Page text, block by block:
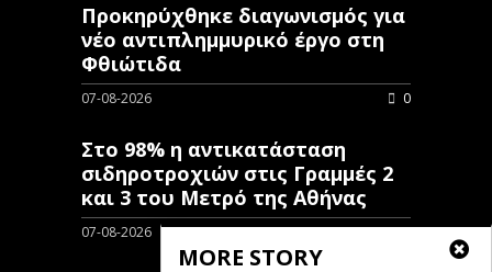
MORE STORY
Προκηρύχθηκε διαγωνισμός για
νέo αντιπλημμυρικό έργο στη
Φθιώτιδα
07-08-2026 0
Στο 98% η αντικατάσταση
σιδηροτροχιών στις Γραμμές 2
και 3 του Μετρό της Αθήνας
07-08-2026 0